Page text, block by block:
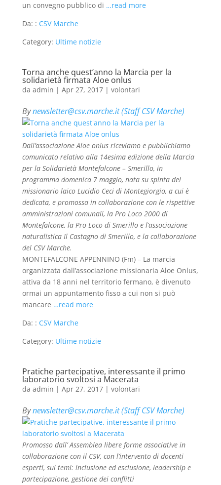
un convegno pubblico di …read more
Da: : CSV Marche
Category: Ultime notizie
Torna anche quest’anno la Marcia per la
solidarietà firmata Aloe onlus
da admin | Apr 27, 2017| volontari
Bynewsletter@csv.marche.it (Staff CSV Marche)
Dall’associazione Aloe onlus riceviamo e pubblichiamo
comunicato relativo alla 14esima edizione della Marcia
per la Solidarietà Montefalcone – Smerillo, in
programma domenica 7 maggio, nata su spinta del
missionario laico Lucidio Ceci di Montegiorgio, a cui è
dedicata, e promossa in collaborazione con le rispettive
amministrazioni comunali, la Pro Loco 2000 di
Montefalcone, la Pro Loco di Smerillo e l’associazione
naturalistica Il Castagno di Smerillo, e la collaborazione
del CSV Marche.
MONTEFALCONE APPENNINO (Fm) – La marcia
organizzata dall’associazione missionaria Aloe Onlus,
attiva da 18 anni nel territorio fermano, è divenuto
ormai un appuntamento fisso a cui non si può
mancare …read more
Da: : CSV Marche
Category: Ultime notizie
Pratiche partecipative, interessante il primo
laboratorio svoltosi a Macerata
da admin | Apr 27, 2017| volontari
Bynewsletter@csv.marche.it (Staff CSV Marche)
Promosso dall’ Assemblea libere forme associative in
collaborazione con il CSV, con l’intervento di docenti
esperti, sui temi: inclusione ed esclusione, leadership e
partecipazione, gestione dei conflitti